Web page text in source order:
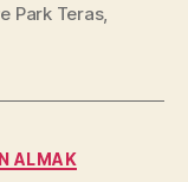
Park Teras,
ALMAK